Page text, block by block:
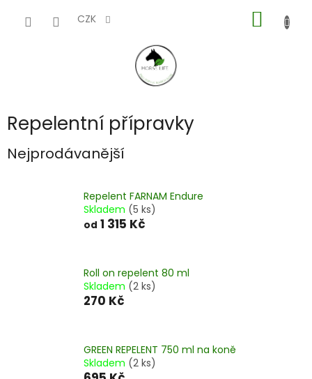
CZK
KOŠÍK
Repelentní přípravky
Nejprodávanější
Repelent FARNAM Endure
Skladem (5 ks)
od 1 315 Kč
Roll on repelent 80 ml
Skladem (2 ks)
270 Kč
GREEN REPELENT 750 ml na koně
Skladem (2 ks)